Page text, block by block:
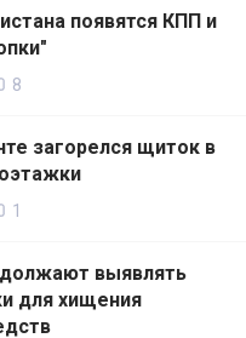
появятся КПП и
8
загорелся щиток в
1
выявлять
для хищения